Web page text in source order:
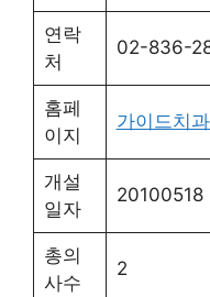
연락
처
02-836-
홈페
이지
가이드치
개설
일자
20100518
총의
사수
2